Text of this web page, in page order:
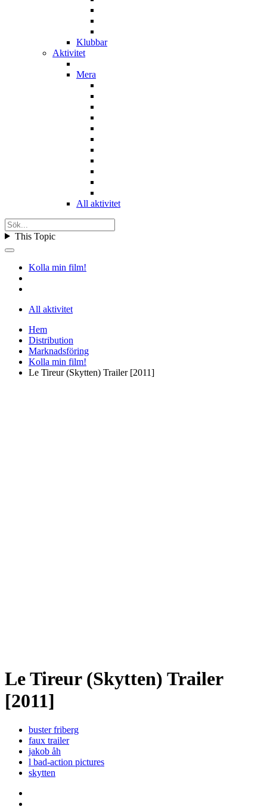
Klubbar
Aktivitet
Mera
All aktivitet
This Topic
Kolla min film!
All aktivitet
Hem
Distribution
Marknadsföring
Kolla min film!
Le Tireur (Skytten) Trailer [2011]
Le Tireur (Skytten) Trailer
[2011]
buster friberg
faux trailer
jakob åh
l bad-action pictures
skytten